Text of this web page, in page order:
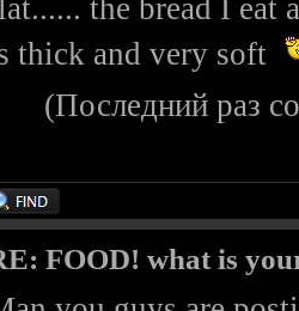
the bread I eat
thick and very soft
(Последний раз
FOOD! what is